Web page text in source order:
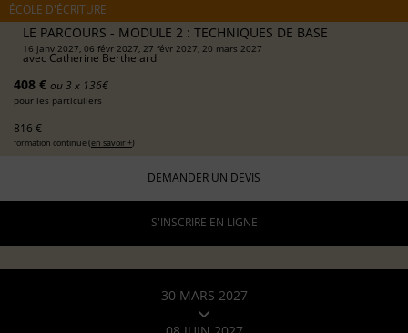
ÉCOLE D'ÉCRITURE
LE PARCOURS - MODULE 2 : TECHNIQUES DE BASE
16 janv 2027, 06 févr 2027, 27 févr 2027, 20 mars 2027
avec Catherine Berthelard
408 € ou 3 x 136€
pour les particuliers
816 €
formation continue (en savoir +)
DEMANDER UN DEVIS
S'INSCRIRE EN LIGNE
30 MARS 2027